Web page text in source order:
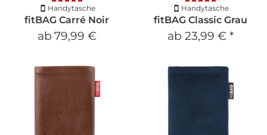
Handytasche
fitBAG Carré Noir
ab 79,99 €
Handytasche
fitBAG Classic Grau
ab 23,99 € *